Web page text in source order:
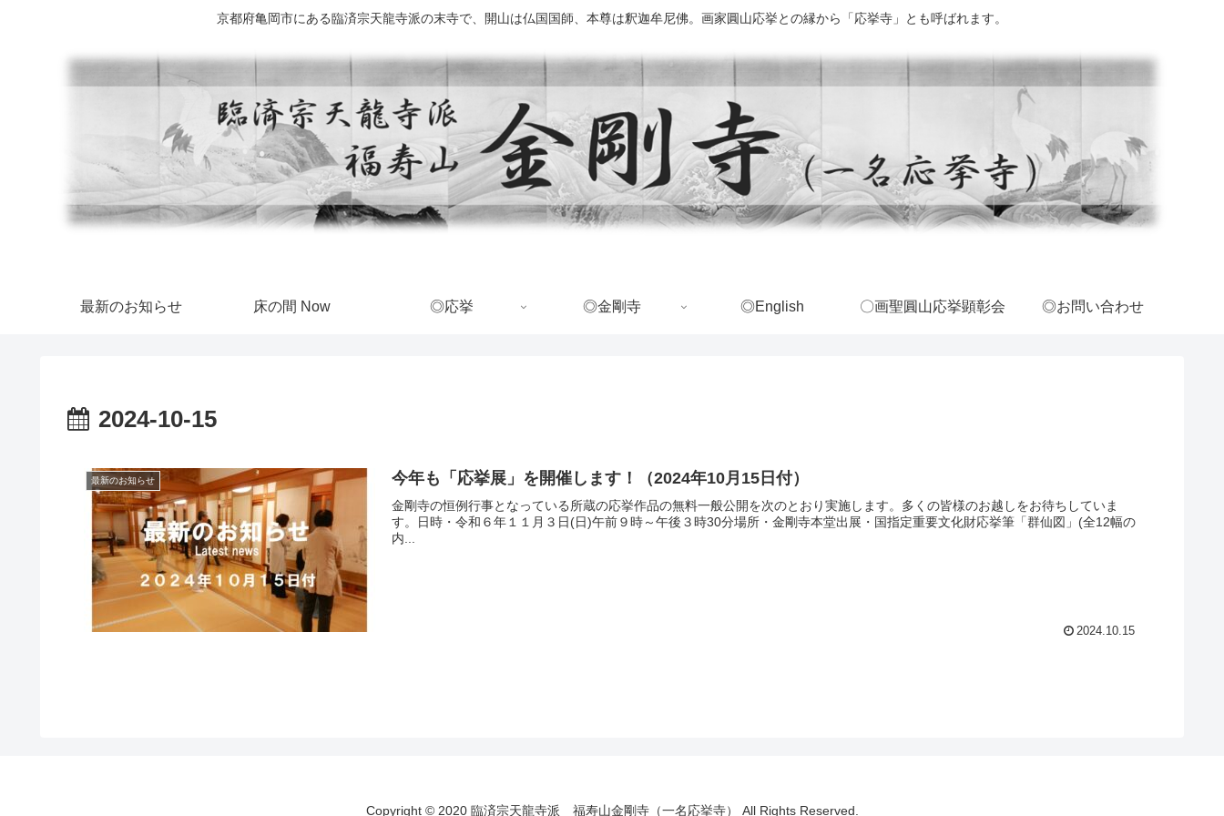
京都府亀岡市にある臨済宗天龍寺派の末寺で、開山は仏国国師、本尊は釈迦牟尼佛。画家圓山応挙との縁から「応挙寺」とも呼ばれます。
最新のお知らせ 床の間 Now ◎応挙 ◎金剛寺 ◎English 〇画聖圓山応挙顕彰会 ◎お問い合わせ
2024-10-15
最新のお知らせ 今年も「応挙展」を開催します！（2024年10月15日付）
金剛寺の恒例行事となっている所蔵の応挙作品の無料一般公開を次のとおり実施します。多くの皆様のお越しをお待ちしていま
す。日時・令和６年１１月３日(日)午前９時～午後３時30分場所・金剛寺本堂出展・国指定重要文化財応挙筆「群仙図」(全12幅の
内...
2024.10.15
Copyright © 2020 臨済宗天龍寺派 福寿山金剛寺（一名応挙寺） All Rights Reserved.